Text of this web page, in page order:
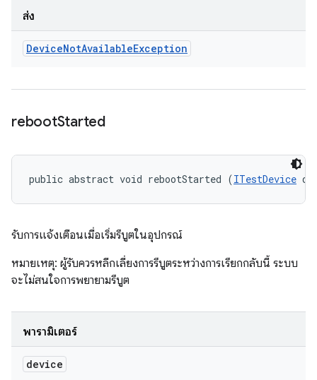
ส่ง
DeviceNotAvailableException
rebootStarted
public abstract void rebootStarted (ITestDevice
รับการแจ้งเตือนเมื่อเริ่มรีบูตในอุปกรณ์
หมายเหตุ: ผู้รับควรหลีกเลี่ยงการรีบูตระหว่างการเรียกกลับนี้ ระบบ
จะไม่สนใจการพยายามรีบูต
พารามิเตอร์
device